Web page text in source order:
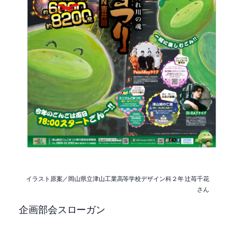
イラスト原案／岡山県立津山工業高等学校デザイン科２年 辻苺千花
さん
企画部会スローガン